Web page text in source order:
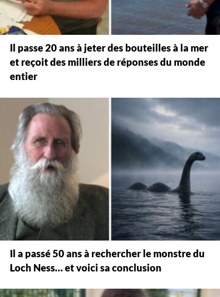
Il passe 20 ans à jeter des bouteilles à la mer
et reçoit des milliers de réponses du monde
entier
Il a passé 50 ans à rechercher le monstre du
Loch Ness… et voici sa conclusion